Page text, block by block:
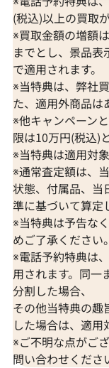
(税込)以上の買取
※買取金額の増額
までとし、景品
で適用されます。
※当特典は、弊社
た、適用外商品は
※他キャンペーン
限は10万円(税込)
※当特典は適用対
※通常査定額は、
状態、付属品、当
準に基づいて算定
※当特典は予告な
めご了承ください。
※電話予約特典は
用されます。同一
分割した場合、
その他当特典の趣
した場合は、適用
※ご不明な点がご
問い合わせくださ